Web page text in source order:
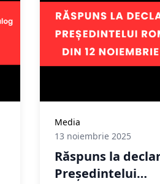
Atriumul Primăriei de
24
Media
13 noiembrie 2025
Răspuns la
Președintelui